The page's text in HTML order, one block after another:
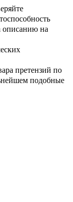
описанию на
претензий по
подобные